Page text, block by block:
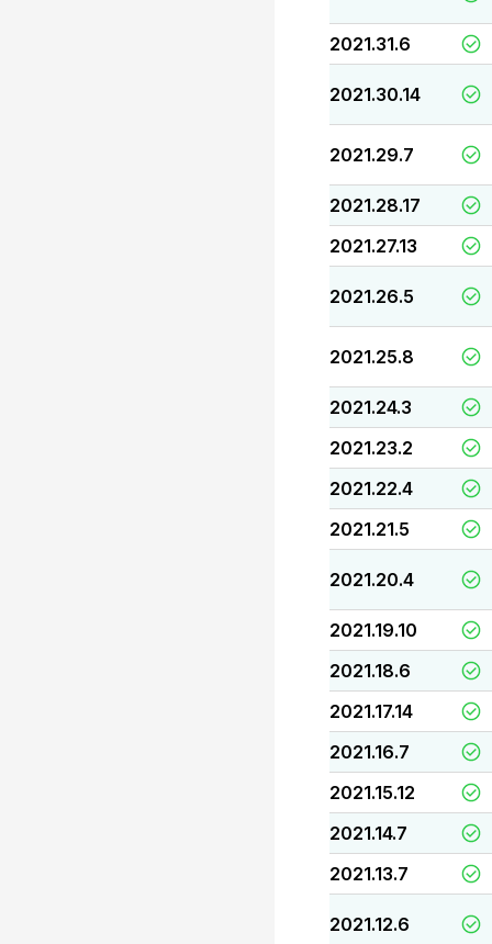
2021.31.6
2021.30.14
2021.29.7
2021.28.17
2021.27.13
2021.26.5
2021.25.8
2021.24.3
2021.23.2
2021.22.4
2021.21.5
2021.20.4
2021.19.10
2021.18.6
2021.17.14
2021.16.7
2021.15.12
2021.14.7
2021.13.7
2021.12.6